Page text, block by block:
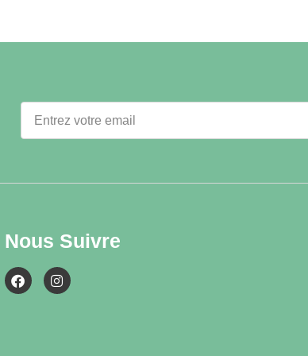
Nous Suivre